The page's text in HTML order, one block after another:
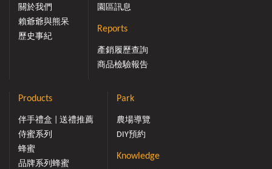
關於我們
賴爺爺與熊呆
歷史事紀
園區訊息
Reports
產銷履歷查詢
商品檢驗報告
Products
伴手禮盒 | 送禮推薦
侍蜜系列
蜂蜜
品牌系列蜂蜜
Park
農場導覽
DIY預約
Knowledge